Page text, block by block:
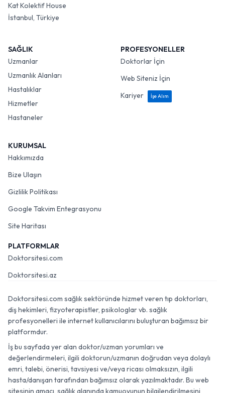
Kat Kolektif House
İstanbul, Türkiye
SAĞLIK
Uzmanlar
Uzmanlık Alanları
Hastalıklar
Hizmetler
Hastaneler
PROFESYONELLER
Doktorlar İçin
Web Siteniz İçin
Kariyer
İşe Alım
KURUMSAL
Hakkımızda
Bize Ulaşın
Gizlilik Politikası
Google Takvim Entegrasyonu
Site Haritası
PLATFORMLAR
Doktorsitesi.com
Doktorsitesi.az
Doktorsitesi.com sağlık sektöründe hizmet veren tıp doktorları,
diş hekimleri, fizyoterapistler, psikologlar vb. sağlık
profesyonelleri ile internet kullanıcılarını buluşturan bağımsız bir
platformdur.
İş bu sayfada yer alan doktor/uzman yorumları ve
değerlendirmeleri, ilgili doktorun/uzmanın doğrudan veya dolaylı
emri, talebi, önerisi, tavsiyesi ve/veya ricası olmaksızın, ilgili
hasta/danışan tarafından bağımsız olarak yazılmaktadır. Bu web
sitesinin amacı, sağlık alanında kamuoyunun bilgilendirilmesini